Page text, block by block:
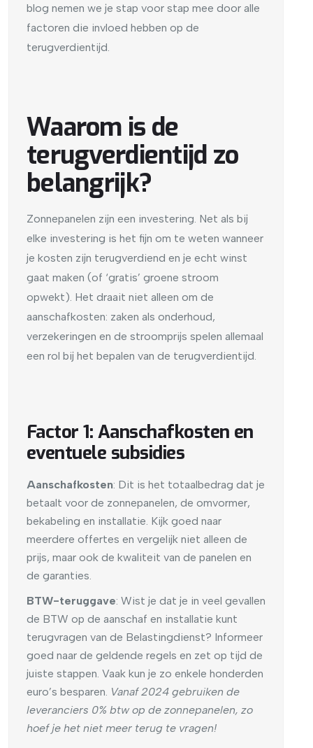
blog nemen we je stap voor stap mee door alle
factoren die invloed hebben op de
terugverdientijd.
Waarom is de
terugverdientijd zo
belangrijk?
Zonnepanelen zijn een investering. Net als bij
elke investering is het fijn om te weten wanneer
je kosten zijn terugverdiend en je echt winst
gaat maken (of ‘gratis’ groene stroom
opwekt). Het draait niet alleen om de
aanschafkosten: zaken als onderhoud,
verzekeringen en de stroomprijs spelen allemaal
een rol bij het bepalen van de terugverdientijd.
Factor 1: Aanschafkosten en
eventuele subsidies
Aanschafkosten: Dit is het totaalbedrag dat je
betaalt voor de zonnepanelen, de omvormer,
bekabeling en installatie. Kijk goed naar
meerdere offertes en vergelijk niet alleen de
prijs, maar ook de kwaliteit van de panelen en
de garanties.
BTW-teruggave: Wist je dat je in veel gevallen
de BTW op de aanschaf en installatie kunt
terugvragen van de Belastingdienst? Informeer
goed naar de geldende regels en zet op tijd de
juiste stappen. Vaak kun je zo enkele honderden
euro’s besparen. Vanaf 2024 gebruiken de
leveranciers 0% btw op de zonnepanelen, zo
hoef je het niet meer terug te vragen!